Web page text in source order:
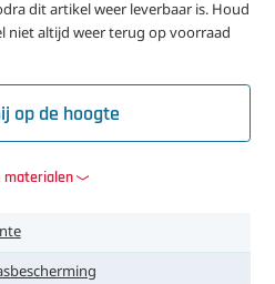
dit artikel weer leverbaar is. Houd
niet altijd weer terug op voorraad
op de hoogte
materialen